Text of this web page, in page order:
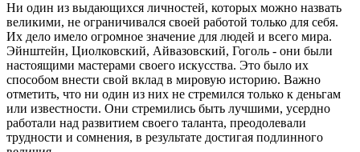
Ни один из выдающихся личностей, которых можно назвать
великими, не ограничивался своей работой только для себя.
Их дело имело огромное значение для людей и всего мира.
Эйнштейн, Циолковский, Айвазовский, Гоголь - они были
настоящими мастерами своего искусства. Это было их
способом внести свой вклад в мировую историю. Важно
отметить, что ни один из них не стремился только к деньгам
или известности. Они стремились быть лучшими, усердно
работали над развитием своего таланта, преодолевали
трудности и сомнения, в результате достигая подлинного